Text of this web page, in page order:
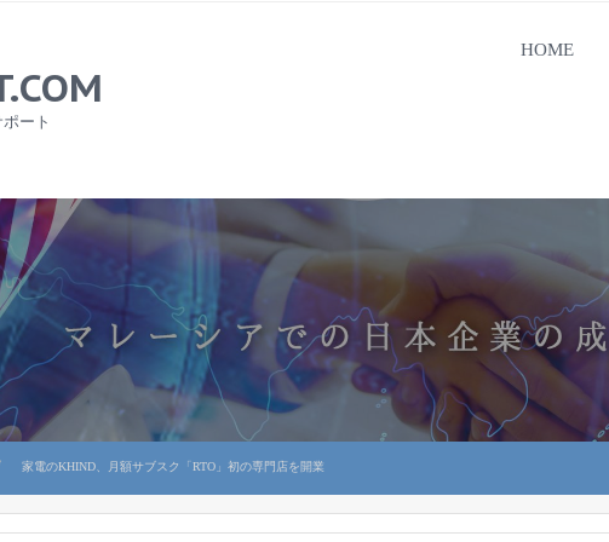
ート
HOME
家電のKHIND、月額サブスク「RTO」初の専門店を開業